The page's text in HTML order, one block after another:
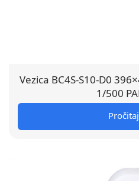
Vezica BC4S-S10-D0
1/500